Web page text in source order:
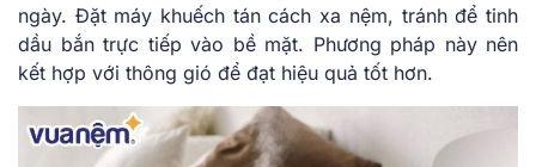
ngày. Đặt máy khuếch tán cách xa nệm, tránh để tinh
dầu bắn trực tiếp vào bề mặt. Phương pháp này nên
kết hợp với thông gió để đạt hiệu quả tốt hơn.